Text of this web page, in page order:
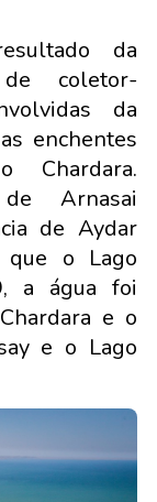
da
coletor-
da
enchentes
Chardara.
Arnasai
de Aydar
que o Lago
a água foi
e o
e o Lago